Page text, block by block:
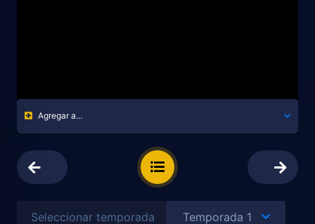
Agregar a...
Seleccionar temporada